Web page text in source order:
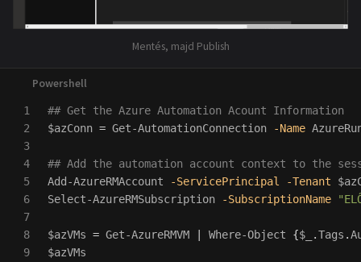
Mentés, majd Publish
1
2
3
4
5
6
7
8
9
## Get the Azure Automation Acount Information
$azConn = Get-AutomationConnection -Name
## Add the automation account context to the
Add-AzureRMAccount
-ServicePrincipal -Tenant
Select-AzureRMSubscription
-SubscriptionName
$azVMs = Get-AzureRMVM Where-Object {$_ .Tags .
$azVMs